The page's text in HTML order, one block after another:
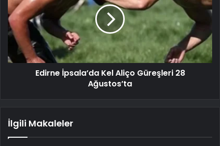
Edirne İpsala’da Kel Aliço Güreşleri 28
Ağustos’ta
İlgili Makaleler